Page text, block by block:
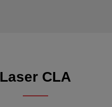
Laser CLA